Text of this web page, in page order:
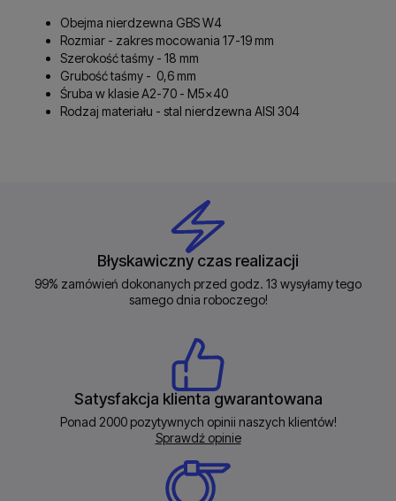
Obejma nierdzewna GBS W4
Rozmiar - zakres mocowania 17-19 mm
Szerokość taśmy - 18 mm
Grubość taśmy - 0,6 mm
Śruba w klasie A2-70 - M5x40
Rodzaj materiału - stal nierdzewna AISI 304
Błyskawiczny czas realizacji
99% zamówień dokonanych przed godz. 13 wysyłamy tego
samego dnia roboczego!
Satysfakcja klienta gwarantowana
Ponad 2000 pozytywnych opinii naszych klientów!
Sprawdź opinie